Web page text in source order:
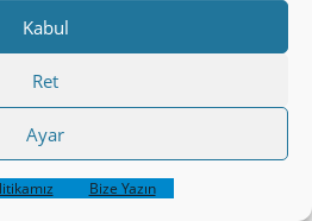
Kabul
Ret
Ayar
Bize Yazın
10:32